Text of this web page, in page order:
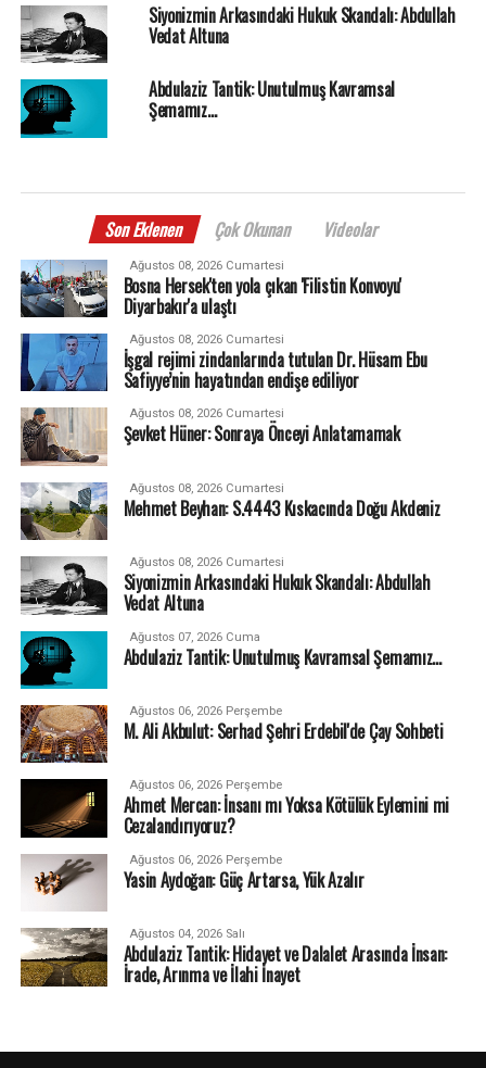
Siyonizmin Arkasındaki Hukuk Skandalı: Abdullah
Vedat Altuna
Abdulaziz Tantik: Unutulmuş Kavramsal
Şemamız…
Son Eklenen Çok Okunan Videolar
Ağustos 08, 2026 Cumartesi
Bosna Hersek'ten yola çıkan 'Filistin Konvoyu'
Diyarbakır'a ulaştı
Ağustos 08, 2026 Cumartesi
İşgal rejimi zindanlarında tutulan Dr. Hüsam Ebu
Safiyye’nin hayatından endişe ediliyor
Ağustos 08, 2026 Cumartesi
Şevket Hüner: Sonraya Önceyi Anlatamamak
Ağustos 08, 2026 Cumartesi
Mehmet Beyhan: S.4443 Kıskacında Doğu Akdeniz
Ağustos 08, 2026 Cumartesi
Siyonizmin Arkasındaki Hukuk Skandalı: Abdullah
Vedat Altuna
Ağustos 07, 2026 Cuma
Abdulaziz Tantik: Unutulmuş Kavramsal Şemamız…
Ağustos 06, 2026 Perşembe
M. Ali Akbulut: Serhad Şehri Erdebil'de Çay Sohbeti
Ağustos 06, 2026 Perşembe
Ahmet Mercan: İnsanı mı Yoksa Kötülük Eylemini mi
Cezalandırıyoruz?
Ağustos 06, 2026 Perşembe
Yasin Aydoğan: Güç Artarsa, Yük Azalır
Ağustos 04, 2026 Salı
Abdulaziz Tantik: Hidayet ve Dalalet Arasında İnsan:
İrade, Arınma ve İlahi İnayet